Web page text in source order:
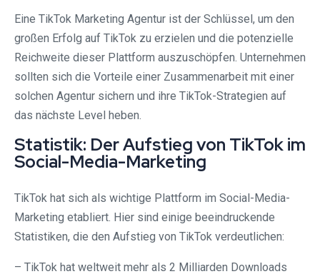
Eine TikTok Marketing Agentur ist der Schlüssel, um den
großen Erfolg auf TikTok zu erzielen und die potenzielle
Reichweite dieser Plattform auszuschöpfen. Unternehmen
sollten sich die Vorteile einer Zusammenarbeit mit einer
solchen Agentur sichern und ihre TikTok-Strategien auf
das nächste Level heben.
Statistik: Der Aufstieg von TikTok im
Social-Media-Marketing
TikTok hat sich als wichtige Plattform im Social-Media-
Marketing etabliert. Hier sind einige beeindruckende
Statistiken, die den Aufstieg von TikTok verdeutlichen:
– TikTok hat weltweit mehr als 2 Milliarden Downloads